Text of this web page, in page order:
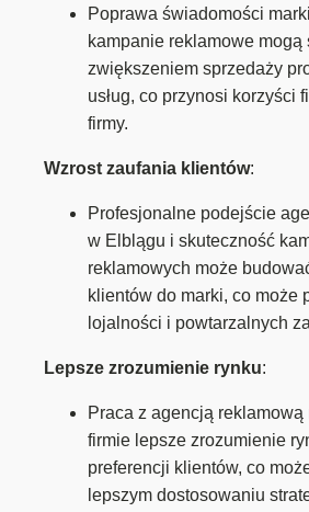
Poprawa świadomości
kampanie reklamowe mogą
zwiększeniem sprzedaży
usług, co przynosi korzyści
firmy.
Wzrost zaufania klientów:
Profesjonalne podejście
w Elblągu i skuteczność
reklamowych może
klientów do marki, co może
lojalności i powtarzalnych
Lepsze zrozumienie rynku:
Praca z agencją
firmie lepsze zrozumienie
preferencji klientów, co
lepszym dostosowaniu